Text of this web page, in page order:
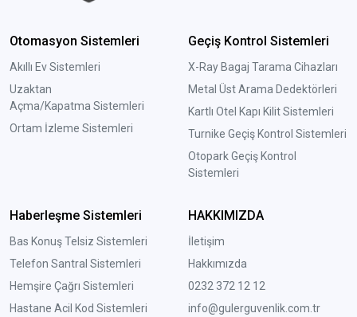
Otomasyon Sistemleri
Akıllı Ev Sistemleri
Uzaktan
Açma/Kapatma Sistemleri
Ortam İzleme Sistemleri
Geçiş Kontrol Sistemleri
X-Ray Bagaj Tarama Cihazları
Metal Üst Arama Dedektörleri
Kartlı Otel Kapı Kilit Sistemleri
Turnike Geçiş Kontrol Sistemleri
Otopark Geçiş Kontrol
Sistemleri
Haberleşme Sistemleri
Bas Konuş Telsiz Sistemleri
Telefon Santral Sistemleri
Hemşire Çağrı Sistemleri
Hastane Acil Kod Sistemleri
HAKKIMIZDA
İletişim
Hakkımızda
0232 372 12 12
info@gulerguvenlik.com.tr